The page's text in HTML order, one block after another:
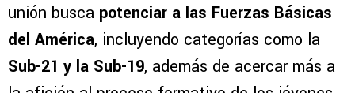
unión busca potenciar a las Fuerzas Básicas
del América, incluyendo categorías como la
Sub-21 y la Sub-19, además de acercar más a